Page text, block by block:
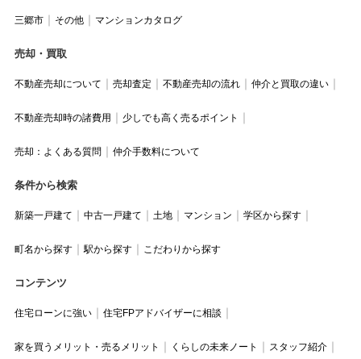
三郷市 その他 マンションカタログ
売却・買取
不動産売却について 売却査定 不動産売却の流れ 仲介と買取の違い
不動産売却時の諸費用 少しでも高く売るポイント
売却：よくある質問 仲介手数料について
条件から検索
新築一戸建て 中古一戸建て 土地 マンション 学区から探す
町名から探す 駅から探す こだわりから探す
コンテンツ
住宅ローンに強い 住宅FPアドバイザーに相談
家を買うメリット・売るメリット くらしの未来ノート スタッフ紹介